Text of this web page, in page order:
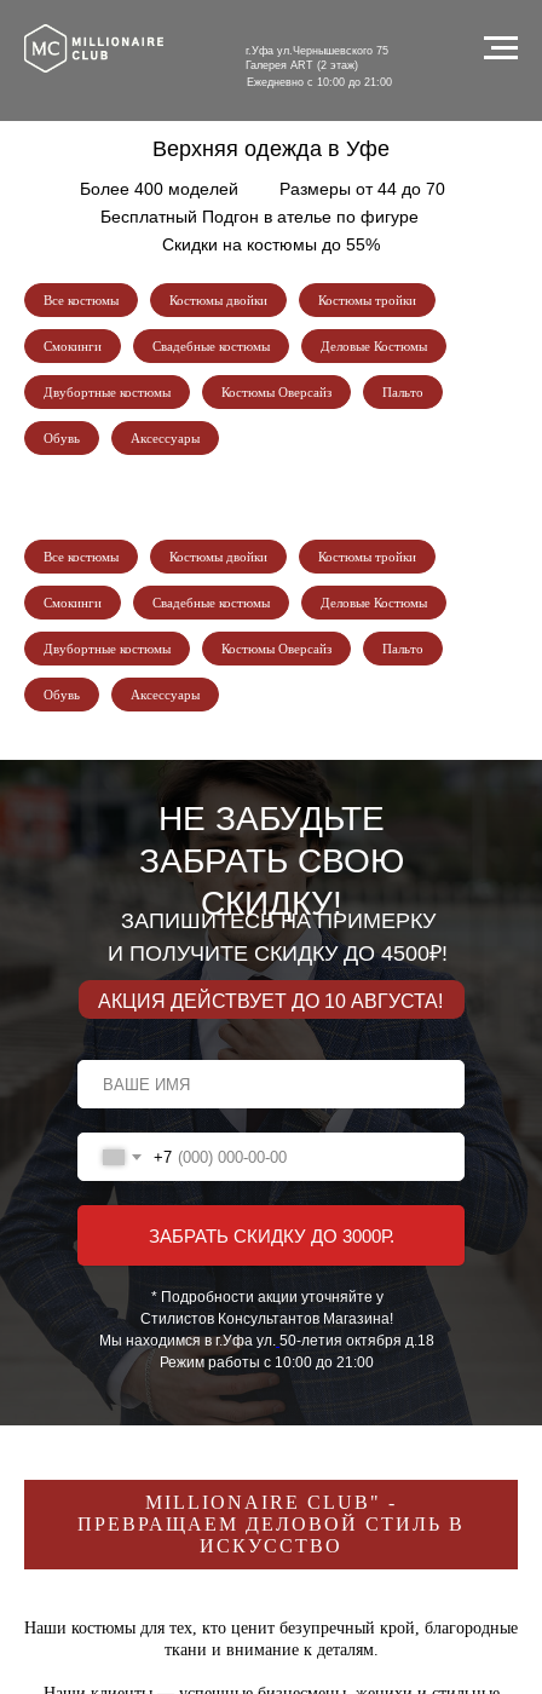
Ежедневно с 10:00 до 21:00
г.Уфа ул.Чернышевского 75
Галерея ART (2 этаж)
Верхняя одежда в Уфе
Более 400 моделей Размеры от 44 до 70
Бесплатный Подгон в ателье по фигуре------
Скидки на костюмы до 55%
Все костюмы Костюмы двойки Костюмы тройки
Смокинги Свадебные костюмы Деловые Костюмы
Двубортные костюмы Костюмы Оверсайз Пальто
Обувь Аксессуары
Все костюмы Костюмы двойки Костюмы тройки
Смокинги Свадебные костюмы Деловые Костюмы
Двубортные костюмы Костюмы Оверсайз Пальто
Обувь Аксессуары
НЕ ЗАБУДЬТЕ
ЗАБРАТЬ СВОЮ
СКИДКУ!
ЗАПИШИТЕСЬ НА ПРИМЕРКУ
И ПОЛУЧИТЕ СКИДКУ ДО 4500₽!
АКЦИЯ ДЕЙСТВУЕТ ДО 10 АВГУСТА!
* Подробности акции уточняйте у
Стилистов Консультантов Магазина!
Мы находимся в г.Уфа ул. 50-летия октября д.18
Режим работы с 10:00 до 21:00
+7
ЗАБРАТЬ СКИДКУ ДО 3000Р.
MILLIONAIRE CLUB" -
ПРЕВРАЩАЕМ ДЕЛОВОЙ СТИЛЬ В
ИСКУССТВО
Наши костюмы для тех, кто ценит безупречный крой, благородные
ткани и внимание к деталям.